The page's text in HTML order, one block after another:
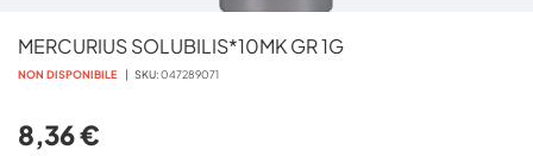
MERCURIUS SOLUBILIS*10MK GR 1G
NON DISPONIBILE SKU 047289071
8,36 €
all'inizio
della
immagini